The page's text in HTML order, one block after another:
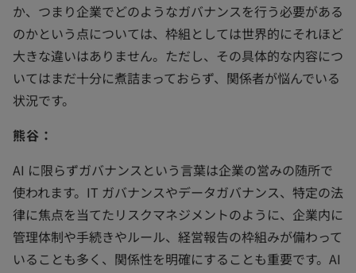
か、つまり企業でどのようなガバナンスを行う必要がある
のかという点については、枠組としては世界的にそれほど
大きな違いはありません。ただし、その具体的な内容につ
いてはまだ十分に煮詰まっておらず、関係者が悩んでいる
状況です。
熊谷：
AI に限らずガバナンスという言葉は企業の営みの随所で
使われます。IT ガバナンスやデータガバナンス、特定の法
律に焦点を当てたリスクマネジメントのように、企業内に
管理体制や手続きやルール、経営報告の枠組みが備わって
いることも多く、関係性を明確にすることも重要です。AI